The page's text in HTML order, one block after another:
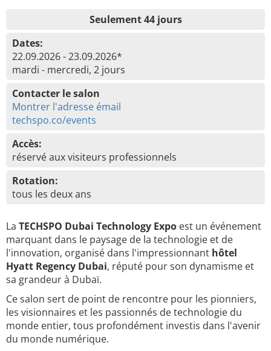
Seulement 44 jours
Dates:
22.09.2026 - 23.09.2026*
mardi - mercredi, 2 jours
Contacter le salon
Montrer l'adresse émail
techspo.co/events
Accès:
réservé aux visiteurs professionnels
Rotation:
tous les deux ans
La TECHSPO Dubai Technology Expo est un événement
marquant dans le paysage de la technologie et de
l'innovation, organisé dans l'impressionnant hôtel
Hyatt Regency Dubai, réputé pour son dynamisme et
sa grandeur à Dubaï.
Ce salon sert de point de rencontre pour les pionniers,
les visionnaires et les passionnés de technologie du
monde entier, tous profondément investis dans l'avenir
du monde numérique.